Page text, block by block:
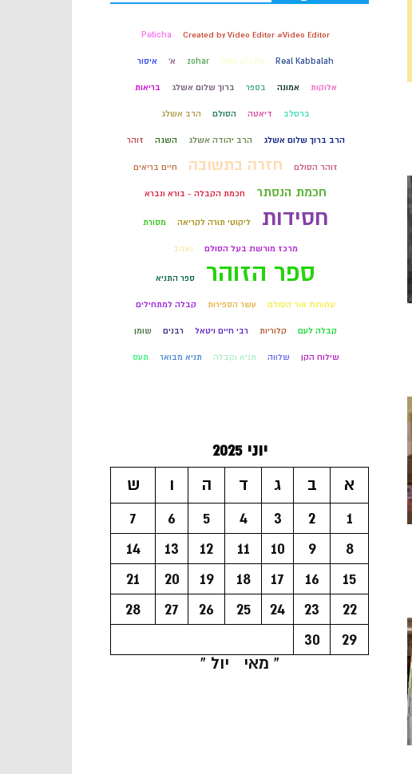
Created by Video Editor #Video Editor
Peticha
Real Kabbalah
Tree of Life
zohar א' איסור
אלוקות אמונה בספר ברוך שלום אשלג בריאות
ברסלב דיאטה הסולם הרב אשלג
הרב ברוך שלום אשלג הרב יהודה אשלג השגה זוהר
זוהר הסולם חזרה בתשובה חיים בריאים
חכמת הנסתר חכמת הקבלה - בורא ונברא
חסידות ליקוטי תורה לקריאה מסורת
מרכז מורשת בעל הסולם נאהב
ספר הזוהר ספר התניא
עמותת אור הסולם עשר הספירות קבלה למתחילים
קבלה לעם קלוריות רבי חיים ויטאל רבנים שומן
שילוח הקן שלווה תניא וקבלה תניא מבואר תעס
יוני 2025
א
ב ג ד ה ו
ש
1
2
3
4
5
6
7
8
9
10
11
12
13
14
15
16
17
18
19
20
21
22
23
24
25
26
27
28
29
30
« מאי
יול »